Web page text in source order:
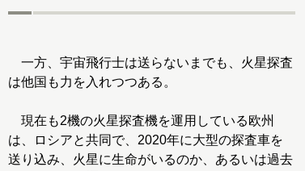
一方、宇宙飛行士は送らないまでも、火星探査
は他国も力を入れつつある。
現在も2機の火星探査機を運用している欧州
は、ロシアと共同で、2020年に大型の探査車を
送り込み、火星に生命がいるのか、あるいは過去